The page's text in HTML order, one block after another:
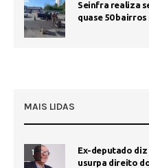
Seinfra realiza
quase 50
MAIS LIDAS
1
Ex-deputado
usurpa direito